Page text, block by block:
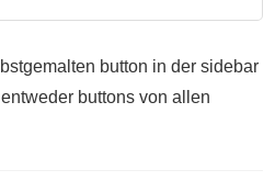
button in der sidebar
buttons von allen